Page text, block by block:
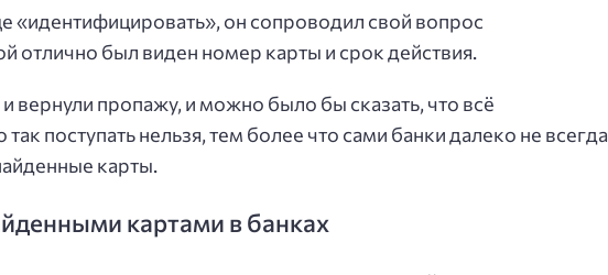
«идентифицировать», он сопроводил свой вопрос
отлично был виден номер карты и срок действия.
вернули пропажу, и можно было бы сказать, что всё
поступать нельзя, тем более что сами банки далеко не всегда
карты.
картами в банках